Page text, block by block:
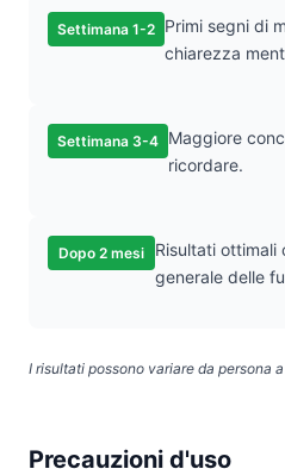
Settimana 1-2 Primi segni di
chiarezza
Settimana 3-4 Maggiore
ricordare.
Dopo 2 mesi
Risultati ottimali
generale delle
I risultati possono variare da persona
Precauzioni d'uso